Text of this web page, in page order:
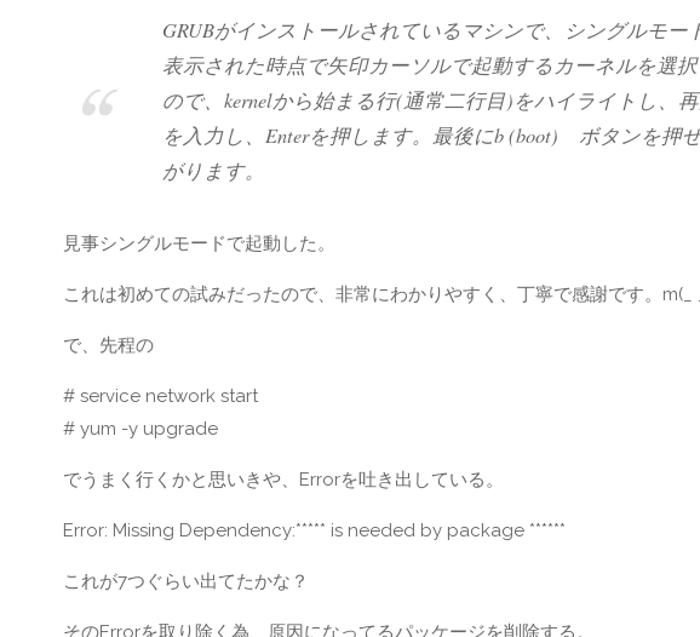
GRUBがインストールされているマシンで、シングルモ
表示された時点で矢印カーソルで起動するカーネルを選
ので、kernelから始まる行(通常二行目)をハイライトし、
を入力し、Enterを押します。最後にb (boot) ボタンを押
がります。
見事シングルモードで起動した。
これは初めての試みだったので、非常にわかりやすく、丁寧で感謝です。m(_
で、先程の
# service network start
# yum -y upgrade
でうまく行くかと思いきや、Errorを吐き出している。
Error: Missing Dependency:***** is needed by package ******
これが7つぐらい出てたかな？
そのErrorを取り除く為、原因になってるパッケージを削除する。